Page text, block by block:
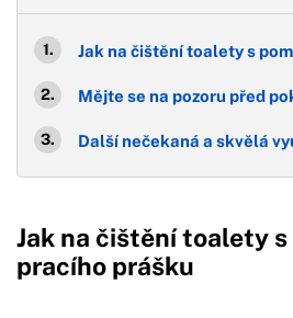
Jak na čištění toalety s
Mějte se na pozoru před
Další nečekaná a skvělá
Jak na čištění toalety
pracího prášku